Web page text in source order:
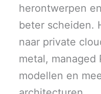
herontwerpen
beter scheiden.
naar private
metal, managed
modellen en